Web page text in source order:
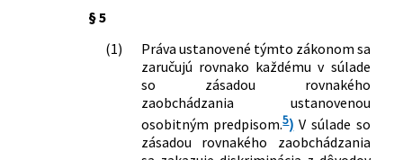
§ 5
(1)
Práva ustanovené týmto zákonom sa
zaručujú rovnako každému v súlade
so zásadou rovnakého
zaobchádzania ustanovenou
osobitným predpisom.5) V súlade so
zásadou rovnakého zaobchádzania